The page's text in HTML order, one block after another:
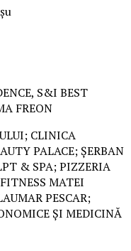
S&I BEST
FREON
CLINICA
PALACE; ȘERBAN
& SPA; PIZZERIA
MATEI
PESCAR;
ȘI MEDICINĂ